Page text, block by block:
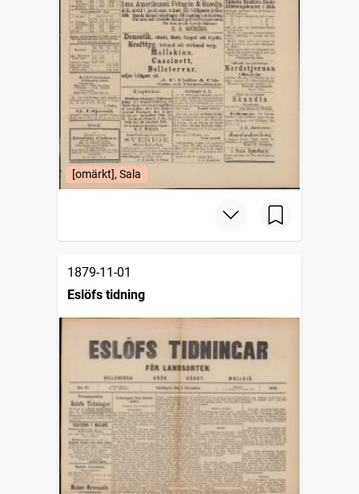
[omärkt], Sala
1879-11-01
Eslöfs tidning